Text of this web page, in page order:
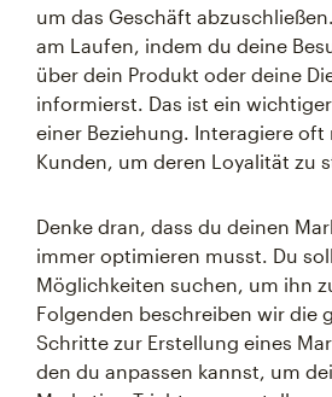
um das Geschäft
am Laufen, indem du deine
über dein Produkt oder deine
informierst. Das ist ein
einer Beziehung. Interagiere oft
Kunden, um deren Loyalität zu
Denke dran, dass du deinen
immer optimieren musst. Du
Möglichkeiten suchen, um ihn
Folgenden beschreiben wir die
Schritte zur Erstellung eines
den du anpassen kannst, um